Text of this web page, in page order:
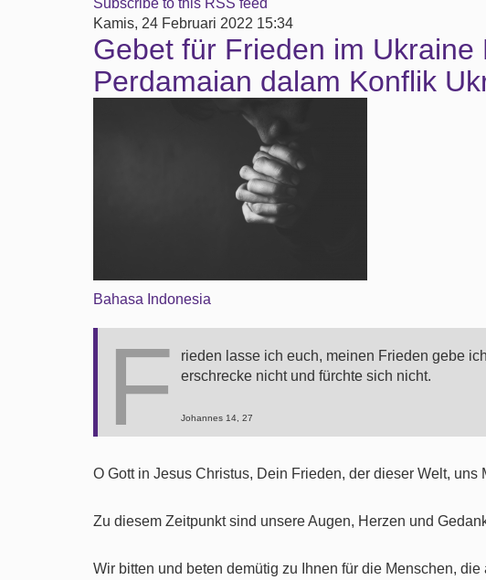
Subscribe to this RSS feed
Kamis, 24 Februari 2022 15:34
Gebet für Frieden im Ukraine
Perdamaian dalam Konflik
Bahasa Indonesia
F
rieden lasse ich euch, meinen Frieden gebe
erschrecke nicht und fürchte sich nicht.
Johannes 14, 27
O Gott in Jesus Christus, Dein Frieden, der dieser Welt, uns
Zu diesem Zeitpunkt sind unsere Augen, Herzen und
Wir bitten und beten demütig zu Ihnen für die Menschen,